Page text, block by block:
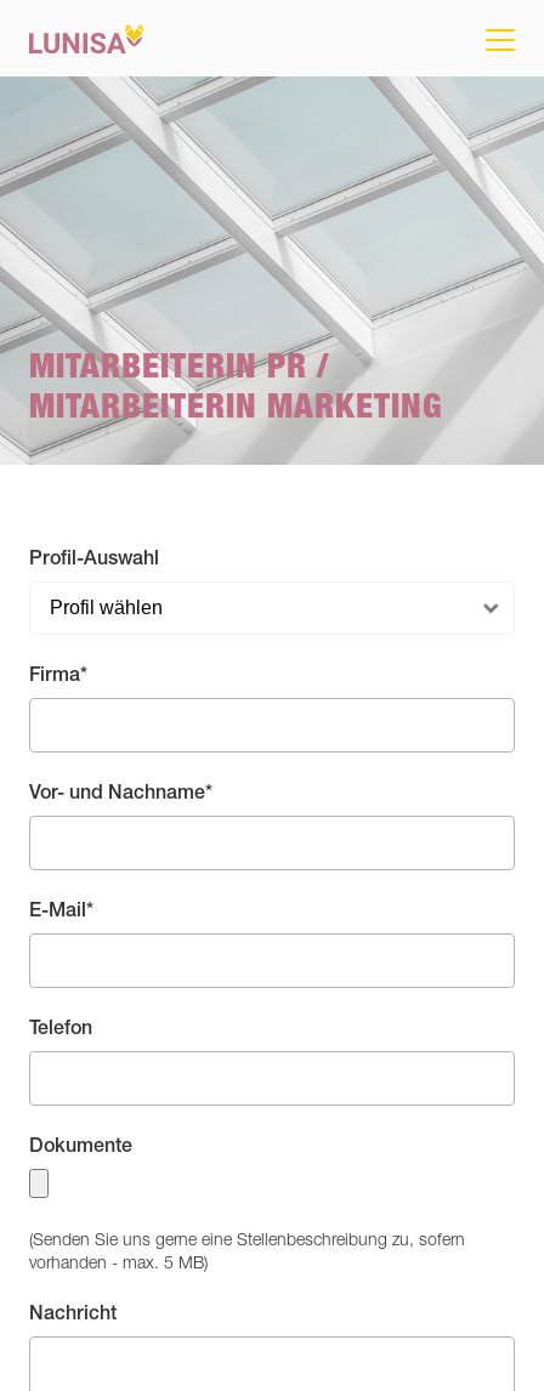
MITARBEITERIN PR /
MITARBEITERIN MARKETING
Profil-Auswahl
Pflichtfeld
Firma*
Pflichtfeld
Vor- und Nachname*
Pflichtfeld
E-Mail*
Telefon
Dokumente
(Senden Sie uns gerne eine Stellenbeschreibung zu, sofern
vorhanden - max. 5 MB)
Nachricht